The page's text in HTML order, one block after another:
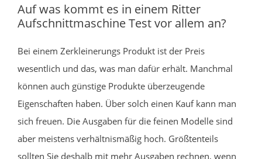
Auf was kommt es in einem Ritter
Aufschnittmaschine Test vor allem an?
Bei einem Zerkleinerungs Produkt ist der Preis
wesentlich und das, was man dafür erhält. Manchmal
können auch günstige Produkte überzeugende
Eigenschaften haben. Über solch einen Kauf kann man
sich freuen. Die Ausgaben für die feinen Modelle sind
aber meistens verhältnismäßig hoch. Größtenteils
sollten Sie deshalb mit mehr Ausgaben rechnen, wenn